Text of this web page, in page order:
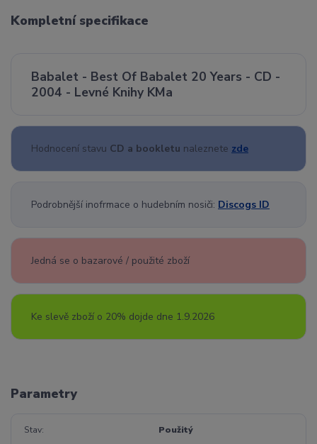
Kompletní specifikace
Babalet - Best Of Babalet 20 Years - CD -
2004 - Levné Knihy KMa
Hodnocení stavu CD a bookletu naleznete zde
Podrobnější inofrmace o hudebním nosiči: Discogs ID
Jedná se o bazarové / použité zboží
Ke slevě zboží o 20% dojde dne 1.9.2026
Parametry
Stav Použitý